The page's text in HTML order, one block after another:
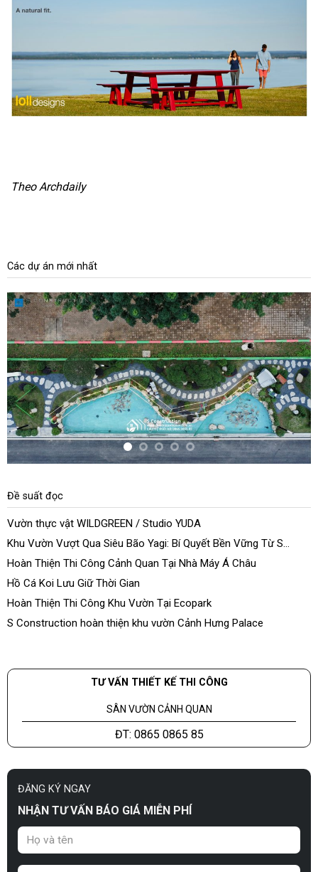
Theo Archdaily
Các dự án mới nhất
Đề suất đọc
Vườn thực vật WILDGREEN / Studio YUDA
Khu Vườn Vượt Qua Siêu Bão Yagi: Bí Quyết Bền Vững Từ S
Construction
Hoàn Thiện Thi Công Cảnh Quan Tại Nhà Máy Á Châu
Hồ Cá Koi Lưu Giữ Thời Gian
Hoàn Thiện Thi Công Khu Vườn Tại Ecopark
S Construction hoàn thiện khu vườn Cảnh Hưng Palace
TƯ VẤN THIẾT KẾ THI CÔNG
SÂN VƯỜN CẢNH QUAN
ĐT: 0865 0865 85
ĐĂNG KÝ NGAY
NHẬN TƯ VẤN BÁO GIÁ MIỄN PHÍ